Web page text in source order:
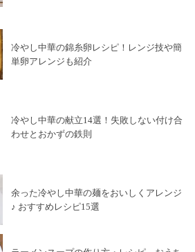
冷やし中華の錦糸卵レシピ！レンジ技や簡
単卵アレンジも紹介
冷やし中華の献立14選！失敗しない付け合
わせとおかずの鉄則
余った冷やし中華の麺をおいしくアレンジ
♪ おすすめレシピ15選